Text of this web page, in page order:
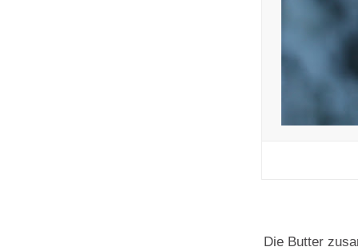
Die Butter